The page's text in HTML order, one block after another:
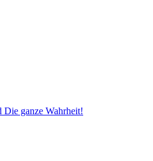
Die ganze Wahrheit!